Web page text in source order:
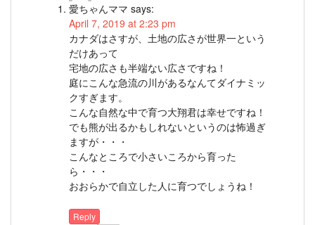
愛ちゃんママ says:
April 7, 2019 at 2:23 pm
カナダはさすが、土地の広さが世界一という
だけあって
宅地の広さも半端ない広さですね！
庭にこんな急流の川があるなんてダイナミッ
クすぎます。
こんな自然な中で育つ大翔君は幸せですね！
でも熊が出るかもしれないというのは怖過ぎ
ますが・・・
こんなところで小さいころから育った
ら・・・
おおらかで自立した人に育つでしょうね！
Reply